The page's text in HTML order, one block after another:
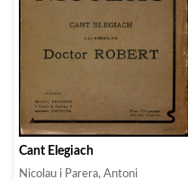
Cant Elegiach
Nicolau i Parera, Antoni